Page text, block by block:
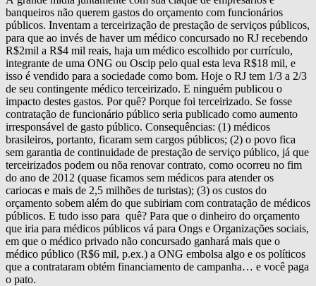
banqueiros não querem gastos do orçamento com funcionários
públicos. Inventam a terceirização de prestação de serviços públicos,
para que ao invés de haver um médico concursado no RJ recebendo
R$2mil a R$4 mil reais, haja um médico escolhido por currículo,
integrante de uma ONG ou Oscip pelo qual esta leva R$18 mil, e
isso é vendido para a sociedade como bom. Hoje o RJ tem 1/3 a 2/3
de seu contingente médico terceirizado. E ninguém publicou o
impacto destes gastos. Por quê? Porque foi terceirizado. Se fosse
contratação de funcionário público seria publicado como aumento
irresponsável de gasto público. Consequências: (1) médicos
brasileiros, portanto, ficaram sem cargos públicos; (2) o povo fica
sem garantia de continuidade de prestação de serviço público, já que
terceirizados podem ou nõa renovar contrato, como ocorreu no fim
do ano de 2012 (quase ficamos sem médicos para atender os
cariocas e mais de 2,5 milhões de turistas); (3) os custos do
orçamento sobem além do que subiriam com contratação de médicos
públicos. E tudo isso para quê? Para que o dinheiro do orçamento
que iria para médicos públicos vá para Ongs e Organizações sociais,
em que o médico privado não concursado ganhará mais que o
médico público (R$6 mil, p.ex.) a ONG embolsa algo e os políticos
que a contrataram obtém financiamento de campanha… e você paga
o pato.